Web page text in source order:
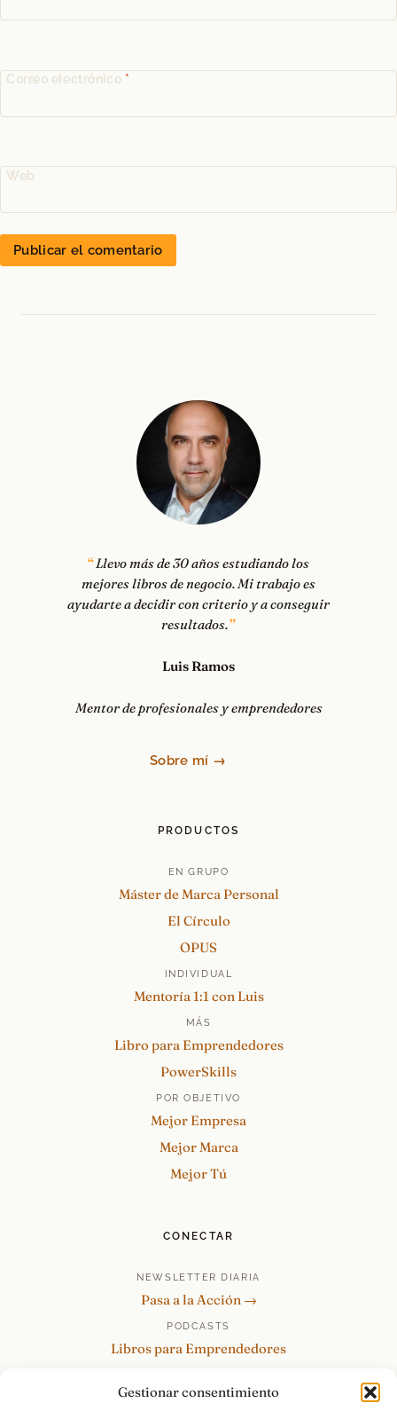
Gestionar consentimiento
Correo electrónico *
Web
Llevo más de 30 años estudiando los
mejores libros de negocio. Mi trabajo es
ayudarte a decidir con criterio y a conseguir
resultados.
Luis Ramos
Mentor de profesionales y emprendedores
Sobre mí →
PRODUCTOS
EN GRUPO
Máster de Marca Personal
El Círculo
OPUS
INDIVIDUAL
Mentoría 1:1 con Luis
MÁS
Libro para Emprendedores
PowerSkills
POR OBJETIVO
Mejor Empresa
Mejor Marca
Mejor Tú
CONECTAR
NEWSLETTER DIARIA
Pasa a la Acción →
PODCASTS
Libros para Emprendedores
re:Invéntate / PowerSkills